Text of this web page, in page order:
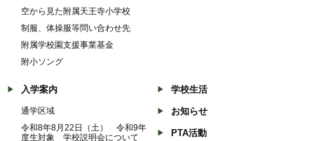
空から見た附属天王寺小学校
制服、体操服等問い合わせ先
附属学校園支援事業基金
附小ソング
入学案内
通学区域
令和8年8月22日（土） 令和9年
度生対象 学校説明会について
学校生活
お知らせ
PTA活動